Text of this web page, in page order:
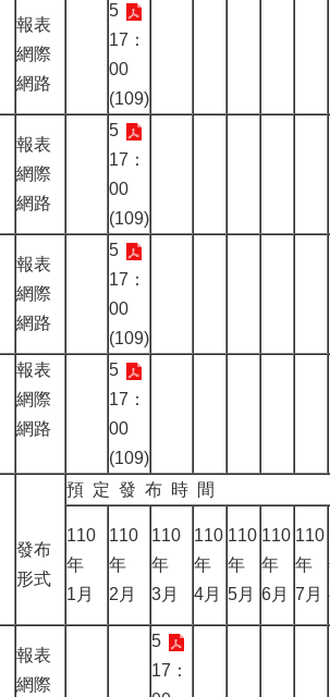
報表
網際
網路
5
17：
00
(109)
報表
網際
網路
5
17：
00
(109)
報表
網際
網路
5
17：
00
(109)
報表
網際
網路
5
17：
00
(109)
發布
形式
預 定 發 布 時 間
110
年
1月
110
年
2月
110
年
3月
110
年
4月
110
年
5月
110
年
6月
110
年
7月
報表
網際
5
17：